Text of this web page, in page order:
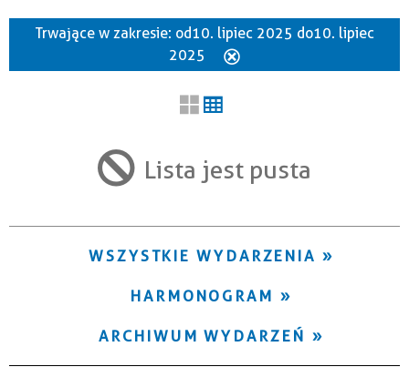
Szukana fraza
Trwające w zakresie
Trwające w zakresie: od 10. lipiec 2025 do 10. lipiec
2025
Lista jest pusta
WSZYSTKIE WYDARZENIA
HARMONOGRAM
ARCHIWUM WYDARZEŃ